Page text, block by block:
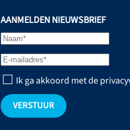
AANMELDEN NIEUWSBRIEF
Ik ga akkoord met de
VERSTUUR